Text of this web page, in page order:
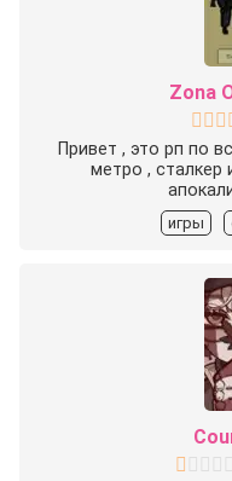
Zona
Привет , это рп по
метро , сталкер
игры